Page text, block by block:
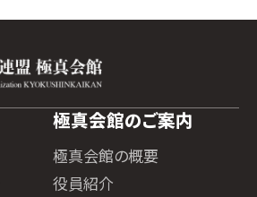
極真会館のご案内
極真会館の概要
役員紹介